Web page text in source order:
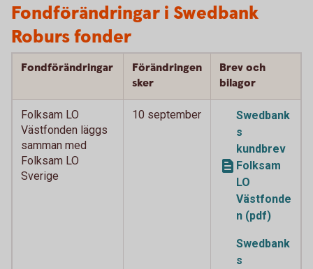
Fondförändringar i Swedbank
Roburs fonder
Fondförändringar
Förändringen
sker
Brev och
bilagor
Folksam LO
Västfonden läggs
samman med
Folksam LO
Sverige
10 september
Swedbank
s
kundbrev
Folksam
LO
Västfonde
n (pdf)
Swedbank
s